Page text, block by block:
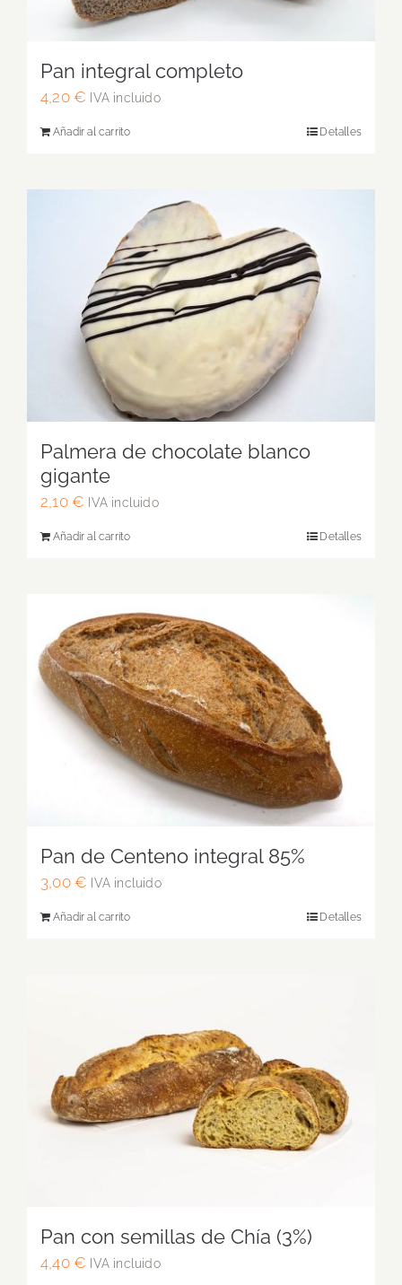
Pan integral completo
4,20 € IVA incluido
Añadir al carrito Detalles
Palmera de chocolate blanco
gigante
2,10 € IVA incluido
Añadir al carrito Detalles
Pan de Centeno integral 85%
3,00 € IVA incluido
Añadir al carrito Detalles
Pan con semillas de Chía (3%)
4,40 € IVA incluido